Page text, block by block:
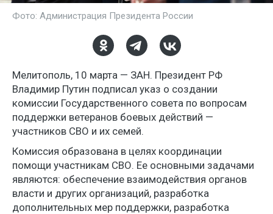
Фото: Администрация Президента России
Мелитополь, 10 марта — ЗАН. Президент РФ
Владимир Путин подписал указ о создании
комиссии Государственного совета по вопросам
поддержки ветеранов боевых действий —
участников СВО и их семей.
Комиссия образована в целях координации
помощи участникам СВО. Ее основными задачами
являются: обеспечение взаимодействия органов
власти и других организаций, разработка
дополнительных мер поддержки, разработка